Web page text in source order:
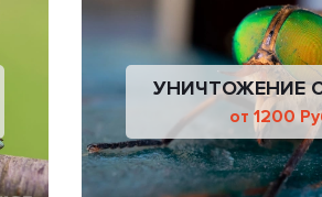
УНИЧТОЖЕНИЕ
от 1200